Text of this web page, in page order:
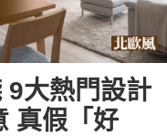
9大熱門設計
真假「好